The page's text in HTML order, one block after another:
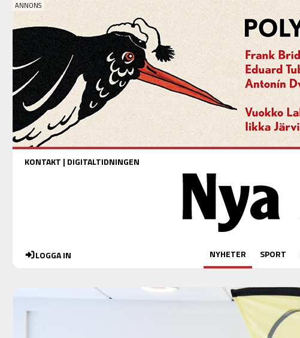
KONTAKT | DIGITALTIDNINGEN
LOGGA IN NYHETER SPORT